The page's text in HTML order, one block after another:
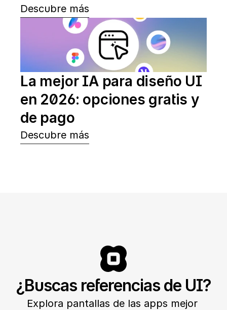
Descubre más
La mejor IA para diseño UI
en 2026: opciones gratis y
de pago
Descubre más
¿Buscas referencias de UI?
Explora pantallas de las apps mejor